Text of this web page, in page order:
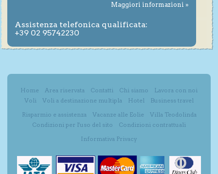
Maggiori informazioni »
Assistenza telefonica qualificata:
+39 02 95742230
Home Area riservata Contatti Chi siamo
Lavora con noi
Voli
Voli a destinazione multipla Hotel
Business travel
Risparmio e assistenza
Vacanze alle Eolie
Villa Teodolinda
Condizioni per l'uso del sito
Condizioni contrattuali
Informativa Privacy